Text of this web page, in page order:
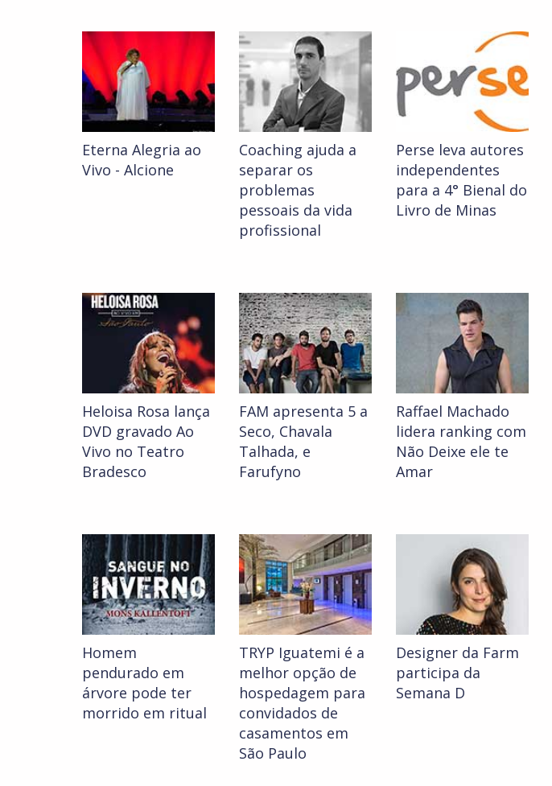
Eterna Alegria ao
Vivo - Alcione
Coaching ajuda a
separar os
problemas
pessoais da vida
profissional
Perse leva autores
independentes
para a 4° Bienal do
Livro de Minas
Heloisa Rosa lança
DVD gravado Ao
Vivo no Teatro
Bradesco
FAM apresenta 5 a
Seco, Chavala
Talhada, e
Farufyno
Raffael Machado
lidera ranking com
Não Deixe ele te
Amar
Homem
pendurado em
árvore pode ter
morrido em ritual
TRYP Iguatemi é a
melhor opção de
hospedagem para
convidados de
casamentos em
São Paulo
Designer da Farm
participa da
Semana D